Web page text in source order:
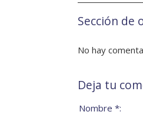
Sección de
No hay
Deja tu
Nombre *: